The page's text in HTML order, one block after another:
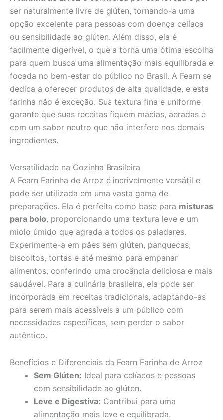
ser naturalmente livre de glúten, tornando-a uma
opção excelente para pessoas com doença celíaca
ou sensibilidade ao glúten. Além disso, ela é
facilmente digerível, o que a torna uma ótima escolha
para quem busca uma alimentação mais equilibrada e
focada no bem-estar do público no Brasil. A Fearn se
dedica a oferecer produtos de alta qualidade, e esta
farinha não é exceção. Sua textura fina e uniforme
garante que suas receitas fiquem macias, aeradas e
com um sabor neutro que não interfere nos demais
ingredientes.
Versatilidade na Cozinha Brasileira
A Fearn Farinha de Arroz é incrivelmente versátil e
pode ser utilizada em uma vasta gama de
preparações. Ela é perfeita como base para misturas
para bolo, proporcionando uma textura leve e um
miolo úmido que agrada a todos os paladares.
Experimente-a em pães sem glúten, panquecas,
biscoitos, tortas e até mesmo para empanar
alimentos, conferindo uma crocância deliciosa e mais
saudável. Para a culinária brasileira, ela pode ser
incorporada em receitas tradicionais, adaptando-as
para serem mais acessíveis a um público com
necessidades específicas, sem perder o sabor
autêntico.
Benefícios e Diferenciais da Fearn Farinha de Arroz
Sem Glúten: Ideal para celíacos e pessoas
com sensibilidade ao glúten.
Leve e Digestiva: Contribui para uma
alimentação mais leve e equilibrada.